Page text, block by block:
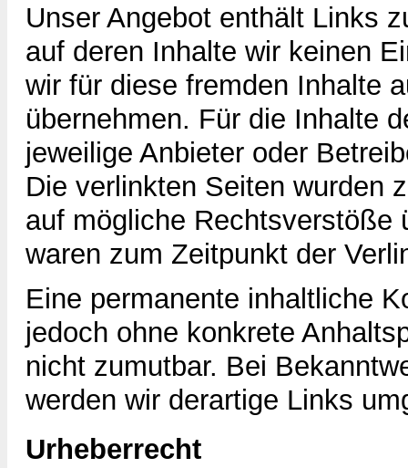
Unser Angebot enthält Links
auf deren Inhalte wir keinen
wir für diese fremden Inhalte
übernehmen. Für die Inhalte
jeweilige Anbieter oder
Die verlinkten Seiten wurden
auf mögliche Rechtsverstöße
waren zum Zeitpunkt der
Eine permanente inhaltliche
jedoch ohne konkrete
nicht zumutbar. Bei
werden wir derartige Links
Urheberrecht